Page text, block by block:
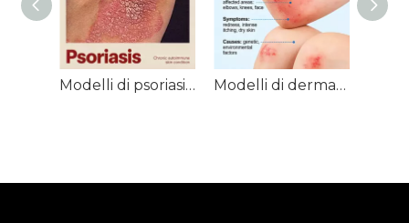
Modelli di psoriasi NHP Modelli di dermatite atopica (AD) NHP